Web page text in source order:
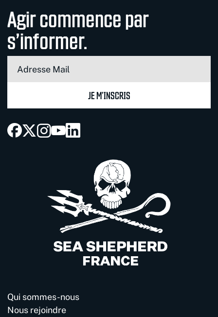
Agir commence par
s’informer.
JE M’INSCRIS
Qui sommes-nous
Nous rejoindre